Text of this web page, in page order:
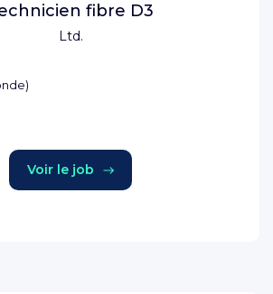
Ltd.
fibre D3
)
Voir le job